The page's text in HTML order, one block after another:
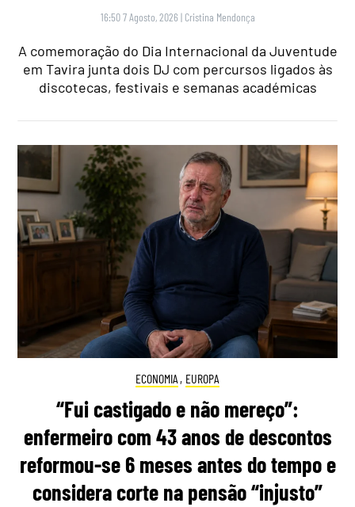
16:50 7 Agosto, 2026 | Cristina Mendonça
A comemoração do Dia Internacional da Juventude
em Tavira junta dois DJ com percursos ligados às
discotecas, festivais e semanas académicas
ECONOMIA , EUROPA
“Fui castigado e não mereço”:
enfermeiro com 43 anos de descontos
reformou-se 6 meses antes do tempo e
considera corte na pensão “injusto”